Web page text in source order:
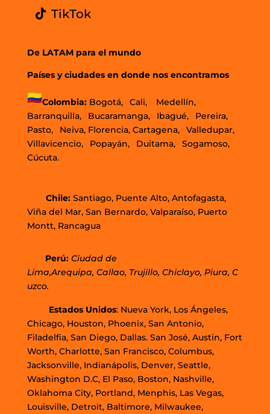
TikTok
De LATAM para el mundo
Países y ciudades en donde nos encontramos
Colombia: Bogotá,– Cali, Medellín,–
Barranquilla,– Bucaramanga,– Ibagué,– Pereira,–
Pasto,– Neiva, Florencia, Cartagena,– Valledupar,–
Villavicencio,– Popayán,– Duitama,– Sogamoso,–
Cúcuta.
Chile: Santiago, Puente Alto, Antofagasta,
Viña del Mar, San Bernardo, Valparaíso, Puerto
Montt, Rancagua
Perú: Ciudad de
Lima,Arequipa, Callao, Trujillo, Chiclayo, Piura, C
uzco.
Estados Unidos: Nueva York, Los Ángeles,
Chicago, Houston, Phoenix, San Antonio,
Filadelfia, San Diego, Dallas. San José, Austin, Fort
Worth, Charlotte, San Francisco, Columbus,
Jacksonville, Indianápolis, Denver, Seattle,
Washington D.C, El Paso, Boston, Nashville,
Oklahoma City, Portland, Menphis, Las Vegas,
Louisville, Detroit, Baltimore, Milwaukee,